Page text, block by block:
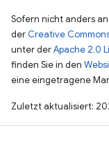
Sofern nicht anders
der Creative
unter derApache 2.0
finden Sie in den
eine eingetragene
Zuletzt aktualisiert: